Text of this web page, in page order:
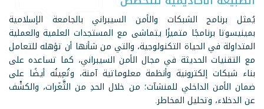
يُمثل برنامج الشبكات والأمن السيبراني بالجامعة الإسلامية
بمينيسوتا برنامجًا متميزًا يتماشى مع المستجدات العلمية والعملية
المتداولة في الحياة التكنولوجية، والتي من شأنها أن تؤهله للتعامل
مع التقنيات الحديثة في مجال الأمن السيبراني، كما تساعده على
بناء شبكات إلكترونية وأنظمة معلوماتية آمنة، وتُعِينُه أيضًا على
ضمان الأمن الداخلي للمنشآت؛ من خلال الحدِ من الثَّغَرات، والكشْف
عن الدخلاء، وتحليل المخاطر.